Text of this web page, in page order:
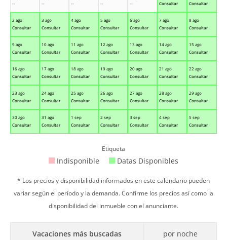
--
--
--
--
--
Consultar
Consultar
2 ago
Consultar
3 ago
Consultar
4 ago
Consultar
5 ago
Consultar
6 ago
Consultar
7 ago
Consultar
8 ago
Consultar
9 ago
Consultar
10 ago
Consultar
11 ago
Consultar
12 ago
Consultar
13 ago
Consultar
14 ago
Consultar
15 ago
Consultar
16 ago
Consultar
17 ago
Consultar
18 ago
Consultar
19 ago
Consultar
20 ago
Consultar
21 ago
Consultar
22 ago
Consultar
23 ago
Consultar
24 ago
Consultar
25 ago
Consultar
26 ago
Consultar
27 ago
Consultar
28 ago
Consultar
29 ago
Consultar
30 ago
Consultar
31 ago
Consultar
1 sep
Consultar
2 sep
Consultar
3 sep
Consultar
4 sep
Consultar
5 sep
Consultar
Etiqueta
Indisponible Datas Disponibles
* Los precios y disponibilidad informados en este calendario pueden
variar según el período y la demanda. Confirme los precios así como la
disponibilidad del inmueble con el anunciante.
Vacaciones más buscadas por noche